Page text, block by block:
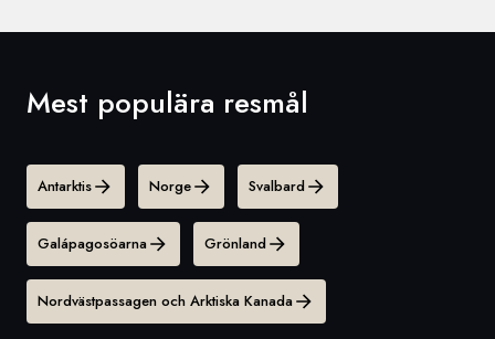
Mest populära resmål
Antarktis Norge Svalbard
Galápagosöarna Grönland
Nordvästpassagen och Arktiska Kanada